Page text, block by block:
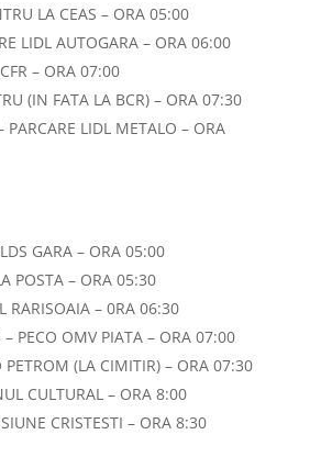
LA CEAS – ORA 05:00
LIDL AUTOGARA – ORA 06:00
– ORA 07:00
(IN FATA LA BCR) – ORA 07:30
PARCARE LIDL METALO – ORA
GARA – ORA 05:00
POSTA – ORA 05:30
RARISOAIA – 0RA 06:30
– PECO OMV PIATA – ORA 07:00
PETROM (LA CIMITIR) – ORA 07:30
CULTURAL – ORA 8:00
CRISTESTI – ORA 8:30